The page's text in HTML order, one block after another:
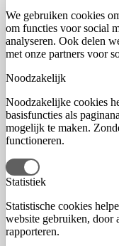
We gebruiken cookies
om functies voor social
analyseren. Ook delen
met onze partners voor
Noodzakelijk
Noodzakelijke cookies
basisfuncties als
mogelijk te maken.
functioneren.
Statistiek
Statistische cookies
website gebruiken, door
rapporteren.